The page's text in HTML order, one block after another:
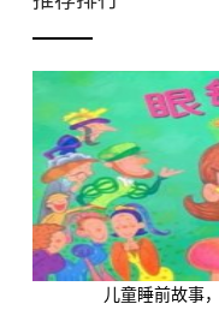
儿童睡前故事